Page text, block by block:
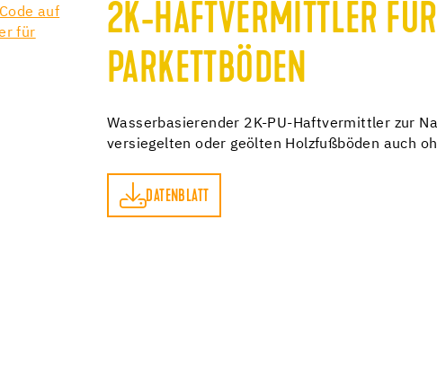
2K-HAFTVERMITTLER FÜR
PARKETTBÖDEN
Wasserbasierender 2K-PU-Haftvermittler zur
versiegelten oder geölten Holzfußböden auch
DATENBLATT